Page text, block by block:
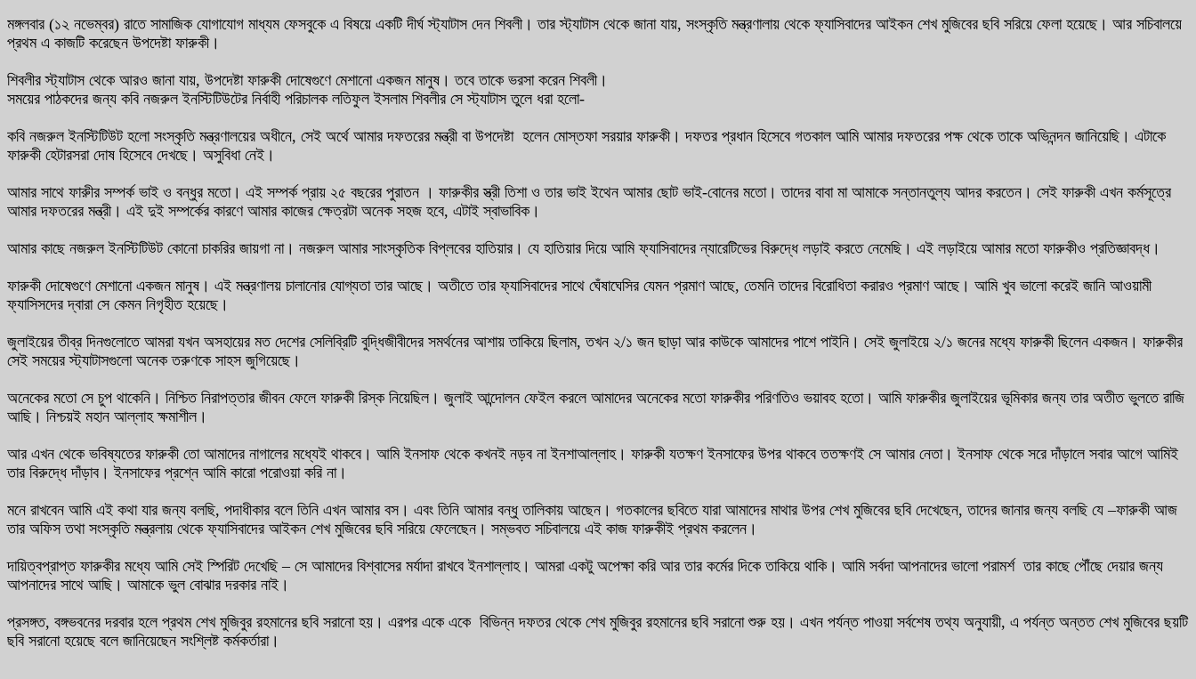
মঙ্গলবার (১২ নভেম্বর) রাতে সামাজিক যোগাযোগ মাধ্যম ফেসবুকে এ বিষয়ে একটি দীর্ঘ স্ট্যাটাস দেন শিবলী। তার স্ট্যাটাস থেকে জানা যায়, সংস্কৃতি মন্ত্রণালায় থেকে ফ্যাসিবাদের আইকন শেখ মুজিবের ছবি সরিয়ে ফেলা হয়েছে। আর সচিবালয়ে
প্রথম এ কাজটি করেছেন উপদেষ্টা ফারুকী।
শিবলীর স্ট্যাটাস থেকে আরও জানা যায়, উপদেষ্টা ফারুকী দোষেগুণে মেশানো একজন মানুষ। তবে তাকে ভরসা করেন শিবলী।
সময়ের পাঠকদের জন্য কবি নজরুল ইনস্টিটিউটের নির্বাহী পরিচালক লতিফুল ইসলাম শিবলীর সে স্ট্যাটাস তুলে ধরা হলো-
কবি নজরুল ইনস্টিটিউট হলো সংস্কৃতি মন্ত্রণালয়ের অধীনে, সেই অর্থে আমার দফতরের মন্ত্রী বা উপদেষ্টা হলেন মোস্তফা সরয়ার ফারুকী। দফতর প্রধান হিসেবে গতকাল আমি আমার দফতরের পক্ষ থেকে তাকে অভিনন্দন জানিয়েছি। এটাকে
ফারুকী হেটারসরা দোষ হিসেবে দেখছে। অসুবিধা নেই।
আমার সাথে ফারুীর সম্পর্ক ভাই ও বন্ধুর মতো। এই সম্পর্ক প্রায় ২৫ বছরের পুরাতন । ফারুকীর স্ত্রী তিশা ও তার ভাই ইথেন আমার ছোট ভাই-বোনের মতো। তাদের বাবা মা আমাকে সন্তানতুল্য আদর করতেন। সেই ফারুকী এখন কর্মসূত্রে
আমার দফতরের মন্ত্রী। এই দুই সম্পর্কের কারণে আমার কাজের ক্ষেত্রটা অনেক সহজ হবে, এটাই স্বাভাবিক।
আমার কাছে নজরুল ইনস্টিটিউট কোনো চাকরির জায়গা না। নজরুল আমার সাংস্কৃতিক বিপ্লবের হাতিয়ার। যে হাতিয়ার দিয়ে আমি ফ্যাসিবাদের ন্যারেটিভের বিরুদ্ধে লড়াই করতে নেমেছি। এই লড়াইয়ে আমার মতো ফারুকীও প্রতিজ্ঞাবদ্ধ।
ফারুকী দোষেগুণে মেশানো একজন মানুষ। এই মন্ত্রণালয় চালানোর যোগ্যতা তার আছে। অতীতে তার ফ্যাসিবাদের সাথে ঘেঁষাঘেসির যেমন প্রমাণ আছে, তেমনি তাদের বিরোধিতা করারও প্রমাণ আছে। আমি খুব ভালো করেই জানি আওয়ামী
ফ্যাসিসদের দ্বারা সে কেমন নিগৃহীত হয়েছে।
জুলাইয়ের তীব্র দিনগুলোতে আমরা যখন অসহায়ের মত দেশের সেলিব্রিটি বুদ্ধিজীবীদের সমর্থনের আশায় তাকিয়ে ছিলাম, তখন ২/১ জন ছাড়া আর কাউকে আমাদের পাশে পাইনি। সেই জুলাইয়ে ২/১ জনের মধ্যে ফারুকী ছিলেন একজন। ফারুকীর
সেই সময়ের স্ট্যাটাসগুলো অনেক তরুণকে সাহস জুগিয়েছে।
অনেকের মতো সে চুপ থাকেনি। নিশ্চিত নিরাপত্তার জীবন ফেলে ফারুকী রিস্ক নিয়েছিল। জুলাই আন্দোলন ফেইল করলে আমাদের অনেকের মতো ফারুকীর পরিণতিও ভয়াবহ হতো। আমি ফারুকীর জুলাইয়ের ভূমিকার জন্য তার অতীত ভুলতে রাজি
আছি। নিশ্চয়ই মহান আল্লাহ ক্ষমাশীল।
আর এখন থেকে ভবিষ্যতের ফারুকী তো আমাদের নাগালের মধ্যেই থাকবে। আমি ইনসাফ থেকে কখনই নড়ব না ইনশাআল্লাহ। ফারুকী যতক্ষণ ইনসাফের উপর থাকবে ততক্ষণই সে আমার নেতা। ইনসাফ থেকে সরে দাঁড়ালে সবার আগে আমিই
তার বিরুদ্ধে দাঁড়াব। ইনসাফের প্রশ্নে আমি কারো পরোওয়া করি না।
মনে রাখবেন আমি এই কথা যার জন্য বলছি, পদাধীকার বলে তিনি এখন আমার বস। এবং তিনি আমার বন্ধু তালিকায় আছেন। গতকালের ছবিতে যারা আমাদের মাথার উপর শেখ মুজিবের ছবি দেখেছেন, তাদের জানার জন্য বলছি যে –ফারুকী আজ
তার অফিস তথা সংস্কৃতি মন্ত্রলায় থেকে ফ্যাসিবাদের আইকন শেখ মুজিবের ছবি সরিয়ে ফেলেছেন। সম্ভবত সচিবালয়ে এই কাজ ফারুকীই প্রথম করলেন।
দায়িত্বপ্রাপ্ত ফারুকীর মধ্যে আমি সেই স্পিরিট দেখেছি – সে আমাদের বিশ্বাসের মর্যাদা রাখবে ইনশাল্লাহ। আমরা একটু অপেক্ষা করি আর তার কর্মের দিকে তাকিয়ে থাকি। আমি সর্বদা আপনাদের ভালো পরামর্শ তার কাছে পৌঁছে দেয়ার জন্য
আপনাদের সাথে আছি। আমাকে ভুল বোঝার দরকার নাই।
প্রসঙ্গত, বঙ্গভবনের দরবার হলে প্রথম শেখ মুজিবুর রহমানের ছবি সরানো হয়। এরপর একে একে বিভিন্ন দফতর থেকে শেখ মুজিবুর রহমানের ছবি সরানো শুরু হয়। এখন পর্যন্ত পাওয়া সর্বশেষ তথ্য অনুযায়ী, এ পর্যন্ত অন্তত শেখ মুজিবের ছয়টি
ছবি সরানো হয়েছে বলে জানিয়েছেন সংশ্লিষ্ট কর্মকর্তারা।